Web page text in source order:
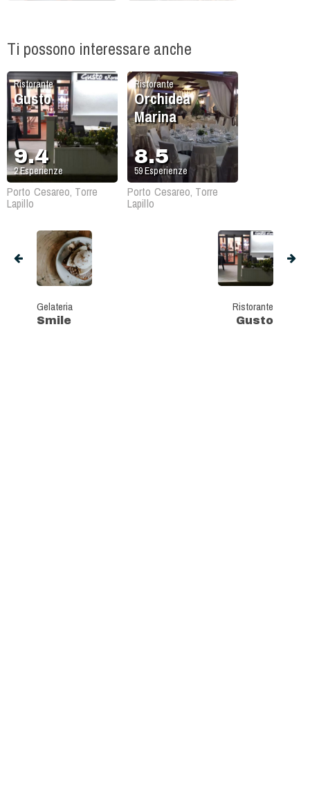
Ti possono interessare anche
Ristorante
Gusto
9.4
2Esperienze
Porto Cesareo, Torre
Lapillo
Ristorante
Orchidea
Marina
8.5
59Esperienze
Porto Cesareo, Torre
Lapillo
Gelateria
Smile
Ristorante
Gusto